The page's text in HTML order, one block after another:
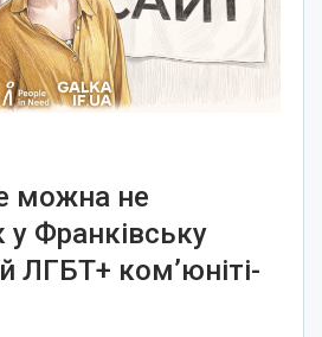
можна не
у Франківську
ЛГБТ+ ком’юніті-